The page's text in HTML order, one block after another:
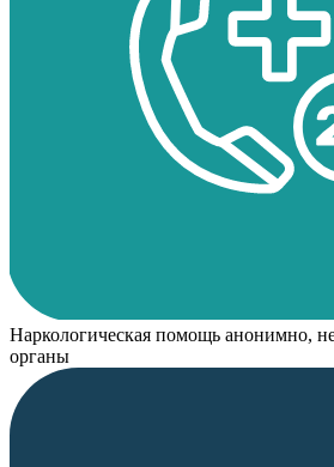
Наркологическая помощь анонимно,
органы